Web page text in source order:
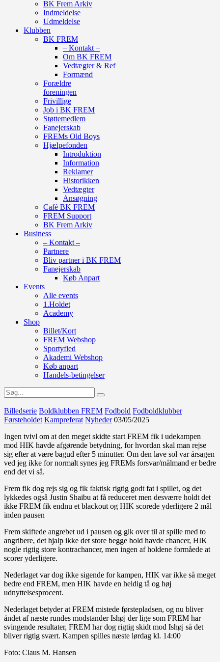
BK Frem Arkiv
Indmeldelse
Udmeldelse
Klubben
BK FREM
– Kontakt –
Om BK FREM
Vedtægter & Ref
Formænd
Forældre
foreningen
Frivillige
Job i BK FREM
Støttemedlem
Fanejerskab
FREMs Old Boys
Hjælpefonden
Introduktion
Information
Reklamer
Historikken
Vedtægter
Ansøgning
Café BK FREM
FREM Support
BK Frem Arkiv
Business
– Kontakt –
Partnere
Bliv partner i BK FREM
Fanejerskab
Køb Anpart
Events
Alle events
1.Holdet
Academy
Shop
Billet/Kort
FREM Webshop
Sportyfied
Akademi Webshop
Køb anpart
Handels-betingelser
Billedserie Boldklubben FREM Fodbold Fodboldklubber
Førsteholdet Kampreferat Nyheder 03/05/2025
Ingen tvivl om at den meget skidte start FREM fik i udekampen
mod HIK havde afgørende betydning, for hvordan skal man rejse
sig efter at være bagud efter 5 minutter. Om den lave sol var årsagen
ved jeg ikke for normalt synes jeg FREMs forsvar/målmand er bedre
end det vi så.
Frem fik dog rejs sig og fik faktisk rigtig godt fat i spillet, og det
lykkedes også Justin Shaibu at få reduceret men desværre holdt det
ikke FREM fik endnu et blackout og HIK scorede yderligere 2 mål
inden pausen
Frem skiftede angrebet ud i pausen og gik over til at spille med to
angribere, det hjalp ikke det store begge hold havde chancer, HIK
nogle rigtig store kontrachancer, men ingen af holdene formåede at
scorer yderligere.
Nederlaget var dog ikke sigende for kampen, HIK var ikke så meget
bedre end FREM, men HIK havde en heldig tå og høj
udnyttelsesprocent.
Nederlaget betyder at FREM mistede førstepladsen, og nu bliver
åndet af næste rundes modstander Ishøj der lige som FREM har
svingende resultater, FREM har dog rigtig skidt mod Ishøj så det
bliver rigtig svært. Kampen spilles næste lørdag kl. 14:00
Foto: Claus M. Hansen